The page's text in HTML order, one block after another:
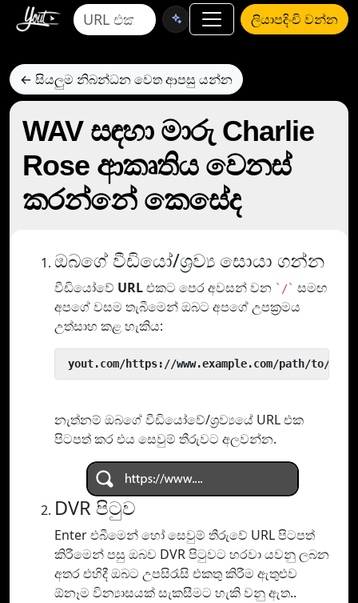
ලියාපදිංචි වන්න
← සියලුම නිබන්ධන වෙත ආපසු යන්න
WAV සඳහා මාරු Charlie
Rose ආකෘතිය වෙනස්
කරන්නේ කෙසේද
ඔබගේ වීඩියෝ/ශ්‍රව්‍ය සොයා ගන්න
වීඩියෝවේ URLඑකට පෙර අවසන් වන `/` සමඟ
අපගේ වසම තැබීමෙන් ඔබට අපගේ උපක්‍රමය
උත්සාහ කළ හැකිය:
yout.com/https://www.example.com/path/to/
නැත්නම් ඔබගේ වීඩියෝවේ/ශ්‍රව්‍යයේ URL එක
පිටපත් කර එය සෙවුම් තීරුවට අලවන්න.
DVR පිටුව
Enter එබීමෙන් හෝ සෙවුම් තීරුවේ URL පිටපත්
කිරීමෙන් පසු ඔබව DVR පිටුවට හරවා යවනු ලබන
අතර එහිදී ඔබට උපසිරැසි එකතු කිරීම ඇතුළුව
ඕනෑම වින්‍යාසයක් සැකසීමට හැකි වනු ඇත..